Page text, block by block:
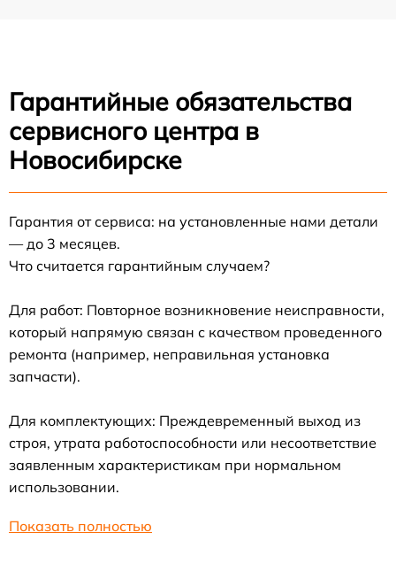
Гарантийные обязательства
сервисного центра в
Новосибирске
Гарантия от сервиса: на установленные нами детали
— до 3 месяцев.
Что считается гарантийным случаем?
Для работ: Повторное возникновение неисправности,
который напрямую связан с качеством проведенного
ремонта (например, неправильная установка
запчасти).
Для комплектующих: Преждевременный выход из
строя, утрата работоспособности или несоответствие
заявленным характеристикам при нормальном
использовании.
Показать полностью